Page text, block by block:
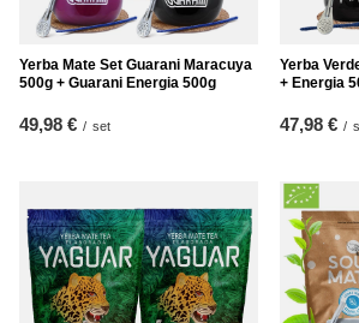
Yerba Mate Set Guarani Maracuya
500g + Guarani Energia 500g
49,98 € / set
Yerba
+ Energia
47,98 € /